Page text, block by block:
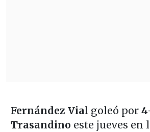
Fernández Vial goleó por
Trasandino este jueves en